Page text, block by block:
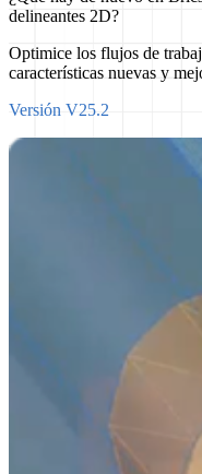
delineantes 2D?
Optimice los flujos de
características nuevas y
Versión V25.2